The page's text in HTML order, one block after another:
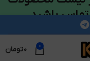
0 ۰تومان
تماس باشید